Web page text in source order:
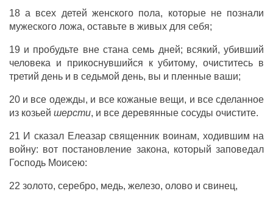
18 а всех детей женского пола, которые не познали
мужеского ложа, оставьтев живыхдля себя;
19 и пробудьте вне стана семь дней; всякий,убивший
человека и прикоснувшийся кубитому,очиститесь в
третий деньи в седьмой день, вы и пленныеваши;
20 и все одежды, и все кожаные вещи, и всесделанное
из козьей шерсти, и все деревянные сосуды очистите.
21 Исказал Елеазар священник воинам, ходившим на
войну: вот постановление закона, которыйзаповедал
Господь Моисею:
22 золото, серебро, медь, железо, оловои свинец,